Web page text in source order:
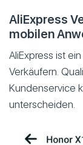
AliExpress
mobilen
AliExpress ist
Verkäufern.
Kundenservice
unterscheiden.